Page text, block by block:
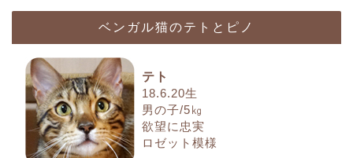
ベンガル猫のテトとピノ
テト
18.6.20生
男の子/5㎏
欲望に忠実
ロゼット模様